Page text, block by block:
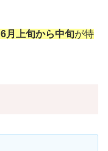
6月上旬から中旬が特